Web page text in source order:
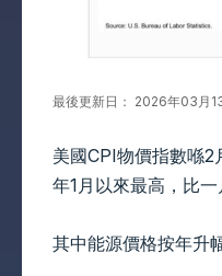
最後更新日： 2026年03月
美國CPI物價指數喺
年1月以來最高，比一
其中能源價格按年升